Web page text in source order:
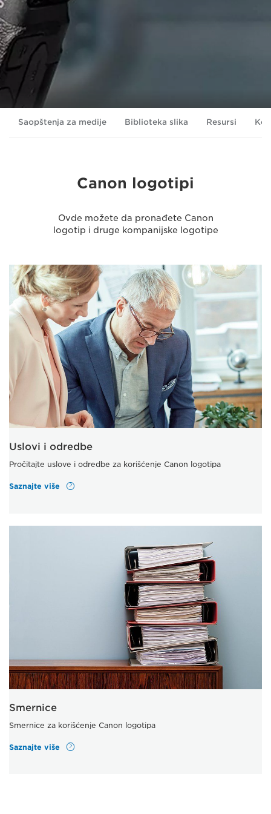
Saopštenja za medije Biblioteka slika Resursi
Canon logotipi
Ovde možete da pronađete Canon
logotip i druge kompanijske logotipe
Uslovi i odredbe
Pročitajte uslove i odredbe za korišćenje Canon logotipa
Saznajte više
Smernice
Smernice za korišćenje Canon logotipa
Saznajte više